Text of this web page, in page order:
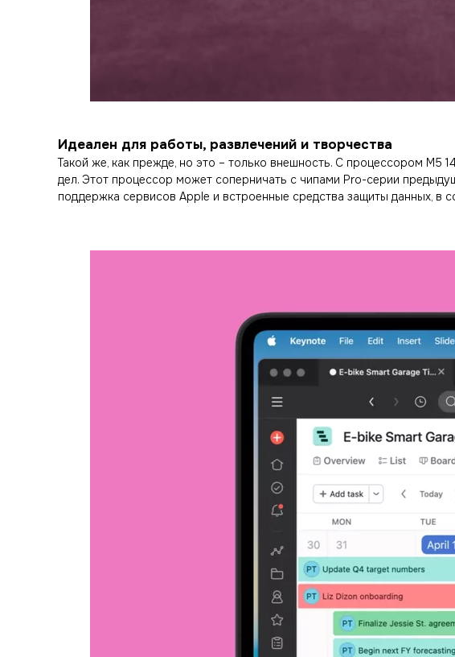
Идеален для работы, развлечений и творчества
Такой же, как прежде, но это – только внешность. С процессором
дел. Этот процессор может соперничать с чипами Pro-серии
поддержка сервисов Apple и встроенные средства защиты данных,